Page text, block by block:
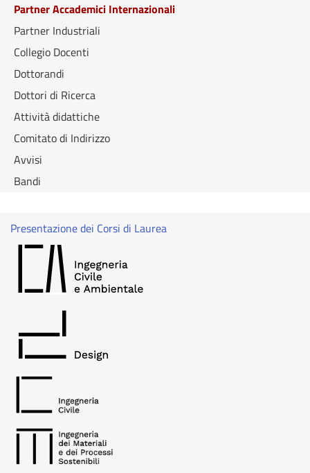
Partner Accademici Internazionali
Partner Industriali
Collegio Docenti
Dottorandi
Dottori di Ricerca
Attività didattiche
Comitato di Indirizzo
Avvisi
Bandi
Presentazione dei Corsi di Laurea